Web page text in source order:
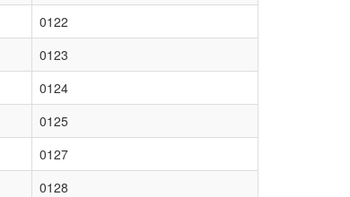
0122
0123
0124
0125
0127
0128